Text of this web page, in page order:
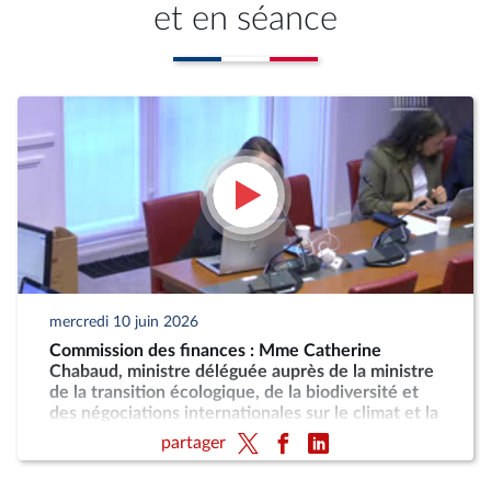
et en séance
mercredi 10 juin 2026
Commission des finances : Mme Catherine
Chabaud, ministre déléguée auprès de la ministre
de la transition écologique, de la biodiversité et
des négociations internationales sur le climat et la
nature, chargée de la mer et de la pêche
partager